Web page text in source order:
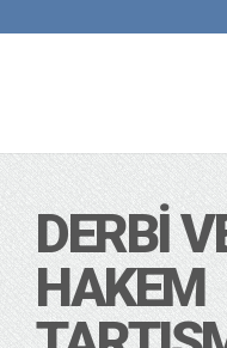
DERBİ
HAKEM